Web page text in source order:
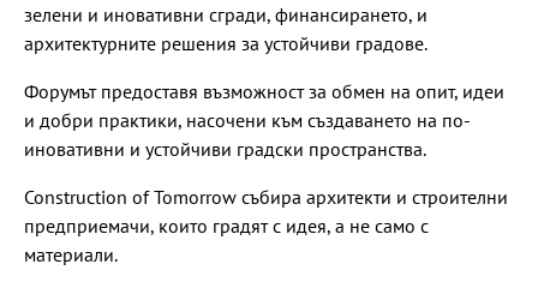
зелени и иновативни сгради, финансирането, и
архитектурните решения за устойчиви градове.
Форумът предоставя възможност за обмен на опит, идеи
и добри практики, насочени към създаването на по-
иновативни и устойчиви градски пространства.
Construction of Tomorrow събира архитекти и строителни
предприемачи, които градят с идея, а не само с
материали.